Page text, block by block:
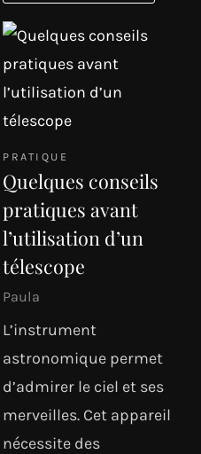
PRATIQUE
Quelques conseils
pratiques avant
l’utilisation d’un
télescope
Paula
L’instrument
astronomique permet
d’admirer le ciel et ses
merveilles. Cet appareil
nécessite des